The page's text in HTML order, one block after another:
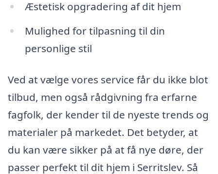
Æstetisk opgradering af dit hjem
Mulighed for tilpasning til din
personlige stil
Ved at vælge vores service får du ikke blot
tilbud, men også rådgivning fra erfarne
fagfolk, der kender til de nyeste trends og
materialer på markedet. Det betyder, at
du kan være sikker på at få nye døre, der
passer perfekt til dit hjem i Serritslev. Så